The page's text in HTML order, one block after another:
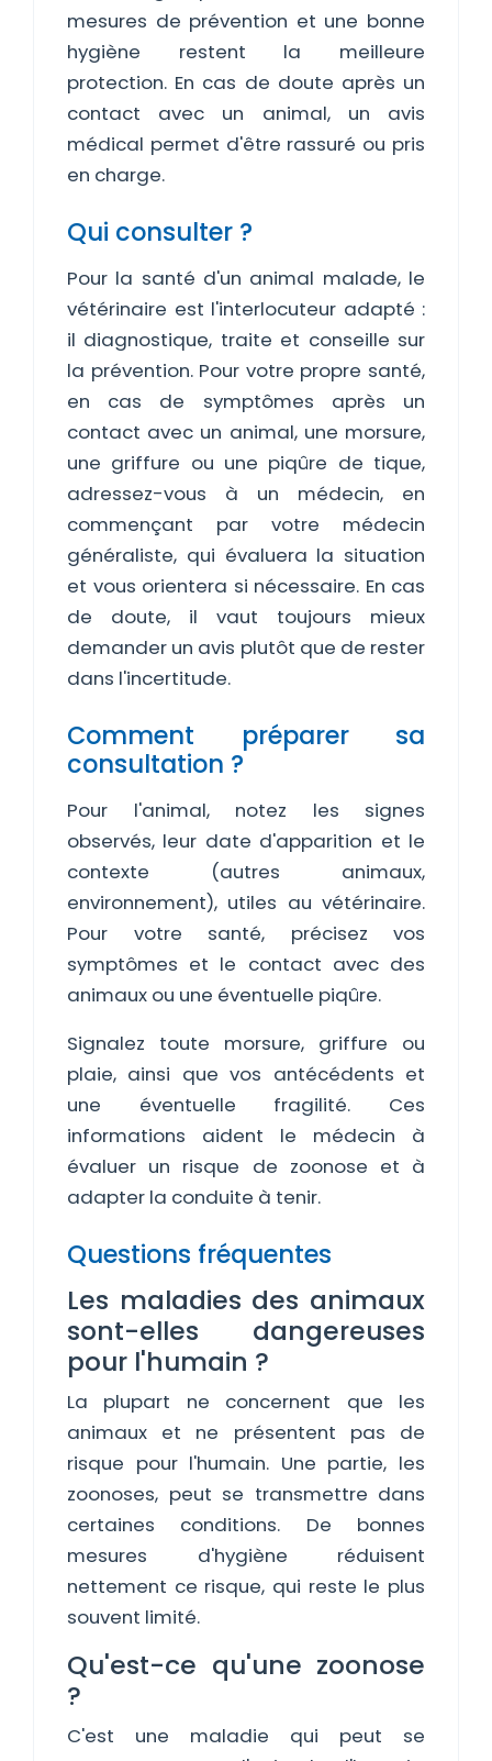
mesures de prévention et une bonne
hygiène restent la meilleure
protection. En cas de doute après un
contact avec un animal, un avis
médical permet d'être rassuré ou pris
en charge.
Qui consulter ?
Pour la santé d'un animal malade, le
vétérinaire est l'interlocuteur adapté :
il diagnostique, traite et conseille sur
la prévention. Pour votre propre santé,
en cas de symptômes après un
contact avec un animal, une morsure,
une griffure ou une piqûre de tique,
adressez-vous à un médecin, en
commençant par votre médecin
généraliste, qui évaluera la situation
et vous orientera si nécessaire. En cas
de doute, il vaut toujours mieux
demander un avis plutôt que de rester
dans l'incertitude.
Comment préparer sa
consultation ?
Pour l'animal, notez les signes
observés, leur date d'apparition et le
contexte (autres animaux,
environnement), utiles au vétérinaire.
Pour votre santé, précisez vos
symptômes et le contact avec des
animaux ou une éventuelle piqûre.
Signalez toute morsure, griffure ou
plaie, ainsi que vos antécédents et
une éventuelle fragilité. Ces
informations aident le médecin à
évaluer un risque de zoonose et à
adapter la conduite à tenir.
Questions fréquentes
Les maladies des animaux
sont-elles dangereuses
pour l'humain ?
La plupart ne concernent que les
animaux et ne présentent pas de
risque pour l'humain. Une partie, les
zoonoses, peut se transmettre dans
certaines conditions. De bonnes
mesures d'hygiène réduisent
nettement ce risque, qui reste le plus
souvent limité.
Qu'est-ce qu'une zoonose
?
C'est une maladie qui peut se